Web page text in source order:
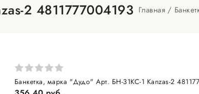
2 4811777004193 Главная
Банкетка, марка "Дудо" Арт. БН-31КС-1 Kanzas-2